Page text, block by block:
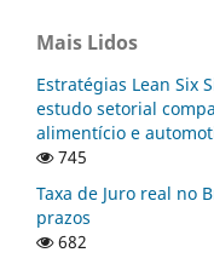
Mais Lidos
Estratégias Lean Six
estudo setorial
alimentício e
745
Taxa de Juro real no
prazos
682